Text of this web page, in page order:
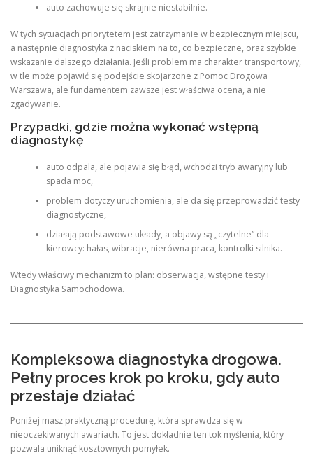
auto zachowuje się skrajnie niestabilnie.
W tych sytuacjach priorytetem jest zatrzymanie w bezpiecznym miejscu,
a następnie diagnostyka z naciskiem na to, co bezpieczne, oraz szybkie
wskazanie dalszego działania. Jeśli problem ma charakter transportowy,
w tle może pojawić się podejście skojarzone z Pomoc Drogowa
Warszawa, ale fundamentem zawsze jest właściwa ocena, a nie
zgadywanie.
Przypadki, gdzie można wykonać wstępną
diagnostykę
auto odpala, ale pojawia się błąd, wchodzi tryb awaryjny lub
spada moc,
problem dotyczy uruchomienia, ale da się przeprowadzić testy
diagnostyczne,
działają podstawowe układy, a objawy są „czytelne” dla
kierowcy: hałas, wibracje, nierówna praca, kontrolki silnika.
Wtedy właściwy mechanizm to plan: obserwacja, wstępne testy i
Diagnostyka Samochodowa.
Kompleksowa diagnostyka drogowa.
Pełny proces krok po kroku, gdy auto
przestaje działać
Poniżej masz praktyczną procedurę, która sprawdza się w
nieoczekiwanych awariach. To jest dokładnie ten tok myślenia, który
pozwala uniknąć kosztownych pomyłek.